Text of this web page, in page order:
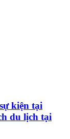
kiện tại
du lịch tại